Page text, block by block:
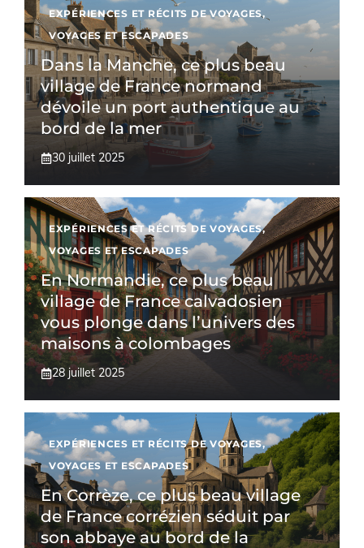
EXPÉRIENCES ET RÉCITS DE VOYAGES,
VOYAGES ET ESCAPADES
Dans la Manche, ce plus beau
village de France normand
dévoile un port authentique au
bord de la mer
30 juillet 2025
EXPÉRIENCES ET RÉCITS DE VOYAGES,
VOYAGES ET ESCAPADES
En Normandie, ce plus beau
village de France calvadosien
vous plonge dans l’univers des
maisons à colombages
28 juillet 2025
EXPÉRIENCES ET RÉCITS DE VOYAGES,
VOYAGES ET ESCAPADES
En Corrèze, ce plus beau village
de France corrézien séduit par
son abbaye au bord de la